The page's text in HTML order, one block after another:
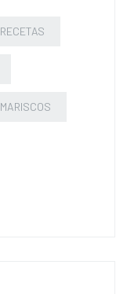
RECETAS
MARISCOS